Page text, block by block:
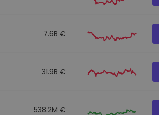
7.6B €
31.9B €
538.2M €